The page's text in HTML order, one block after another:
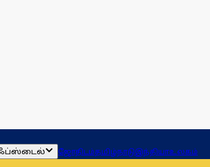
ஜோதிடம்தமிழ்நாடுஇந்தியாஉலகம்